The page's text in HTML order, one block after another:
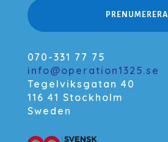
PRENUMERERA
070-331 77 75
info@operation1325.se
Tegelviksgatan 40
116 41 Stockholm
Sweden